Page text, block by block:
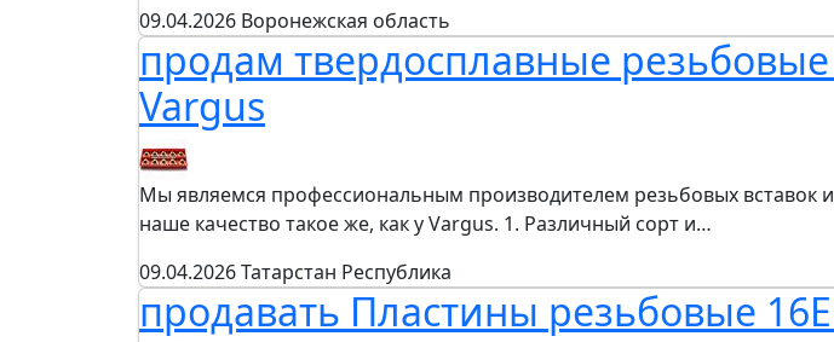
09.04.2026 Воронежская область
продам твердосплавные резьбовые
Vargus
Мы являемся профессиональным производителем резьбовых вставок
наше качество такое же, как у Vargus. 1. Различный сорт и…
09.04.2026Татарстан Республика
продавать Пластины резьбовые